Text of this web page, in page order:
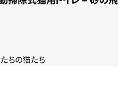
ちの猫たち